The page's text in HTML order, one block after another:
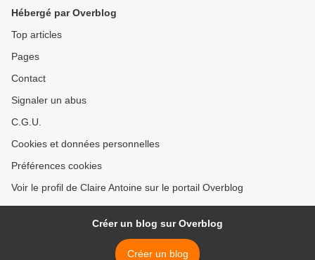
tube avec FréderiK Mey,
chanteur que j'avais oublié
et que j'écoutais beaucoup
Hébergé par Overblog
Top articles
Pages
Contact
Signaler un abus
C.G.U.
Cookies et données personnelles
Préférences cookies
Voir le profil de Claire Antoine sur le portail Overblog
Créer un blog sur Overblog
Créer un blog